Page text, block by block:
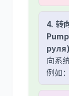
4. 转
руля)
向系
例如